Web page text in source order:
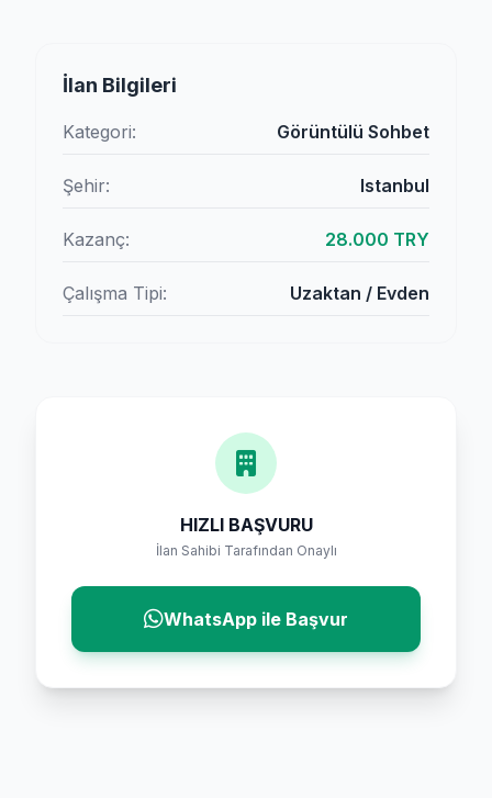
İlan Bilgileri
Kategori: Görüntülü Sohbet
Şehir: Istanbul
Kazanç: 28.000 TRY
Çalışma Tipi: Uzaktan / Evden
HIZLI BAŞVURU
İlan Sahibi Tarafından Onaylı
WhatsApp ile Başvur